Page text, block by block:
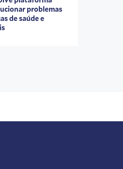
problemas
de saúde e